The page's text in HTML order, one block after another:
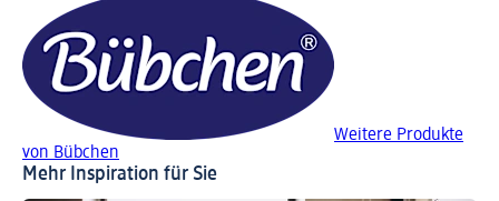
Weitere Produkte
von Bübchen
Mehr Inspiration für Sie